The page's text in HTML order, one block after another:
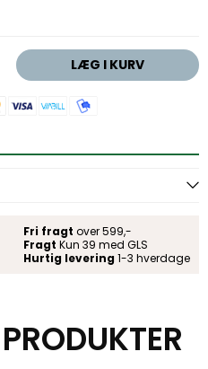
LÆG I KURV
Fri fragt over 599,-
Fragt Kun 39 med GLS
Hurtig levering 1-3 hverdage